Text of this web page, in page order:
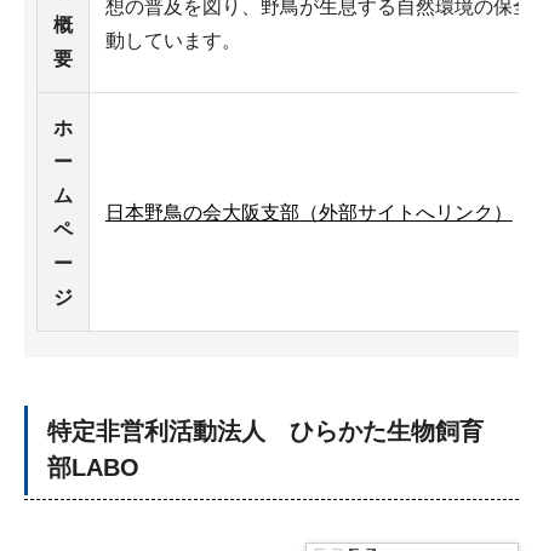
概
要
想の普及を図り、野鳥が生息する自然環境の保全
動しています。
ホ
ー
ム
ペ
ー
ジ
日本野鳥の会大阪支部（外部サイトへリンク）
特定非営利活動法人 ひらかた生物飼育
部LABO